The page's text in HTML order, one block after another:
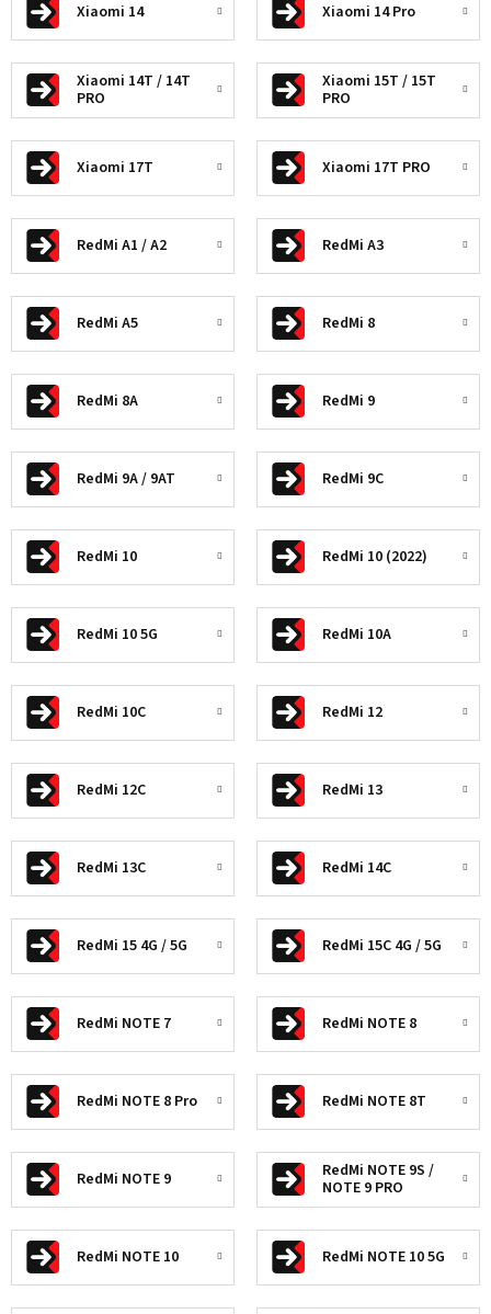
Xiaomi 14 Xiaomi 14 Pro
Xiaomi 14T / 14T
PRO
Xiaomi 15T / 15T
PRO
Xiaomi 17T Xiaomi 17T PRO
RedMi A1 / A2 RedMi A3
RedMi A5 RedMi 8
RedMi 8A RedMi 9
RedMi 9A / 9AT RedMi 9C
RedMi 10 RedMi 10 (2022)
RedMi 10 5G RedMi 10A
RedMi 10C RedMi 12
RedMi 12C RedMi 13
RedMi 13C RedMi 14C
RedMi 15 4G / 5G RedMi 15C 4G / 5G
RedMi NOTE 7 RedMi NOTE 8
RedMi NOTE 8 Pro RedMi NOTE 8T
RedMi NOTE 9
RedMi NOTE 9S /
NOTE 9 PRO
RedMi NOTE 10 RedMi NOTE 10 5G